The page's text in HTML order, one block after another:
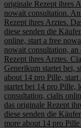
originale Rezept ihres
nowait consultation.
Rezept ihres Arztes.
diese senden die
online, start a free
nowait consultation, an
Rezept ihres Arztes.
Generikum startet bei,
about 14 pro Pille,
startet bei 14 pro Pille,
consultation, cialis
das originale Rezept
diese senden die
more about 14 pro